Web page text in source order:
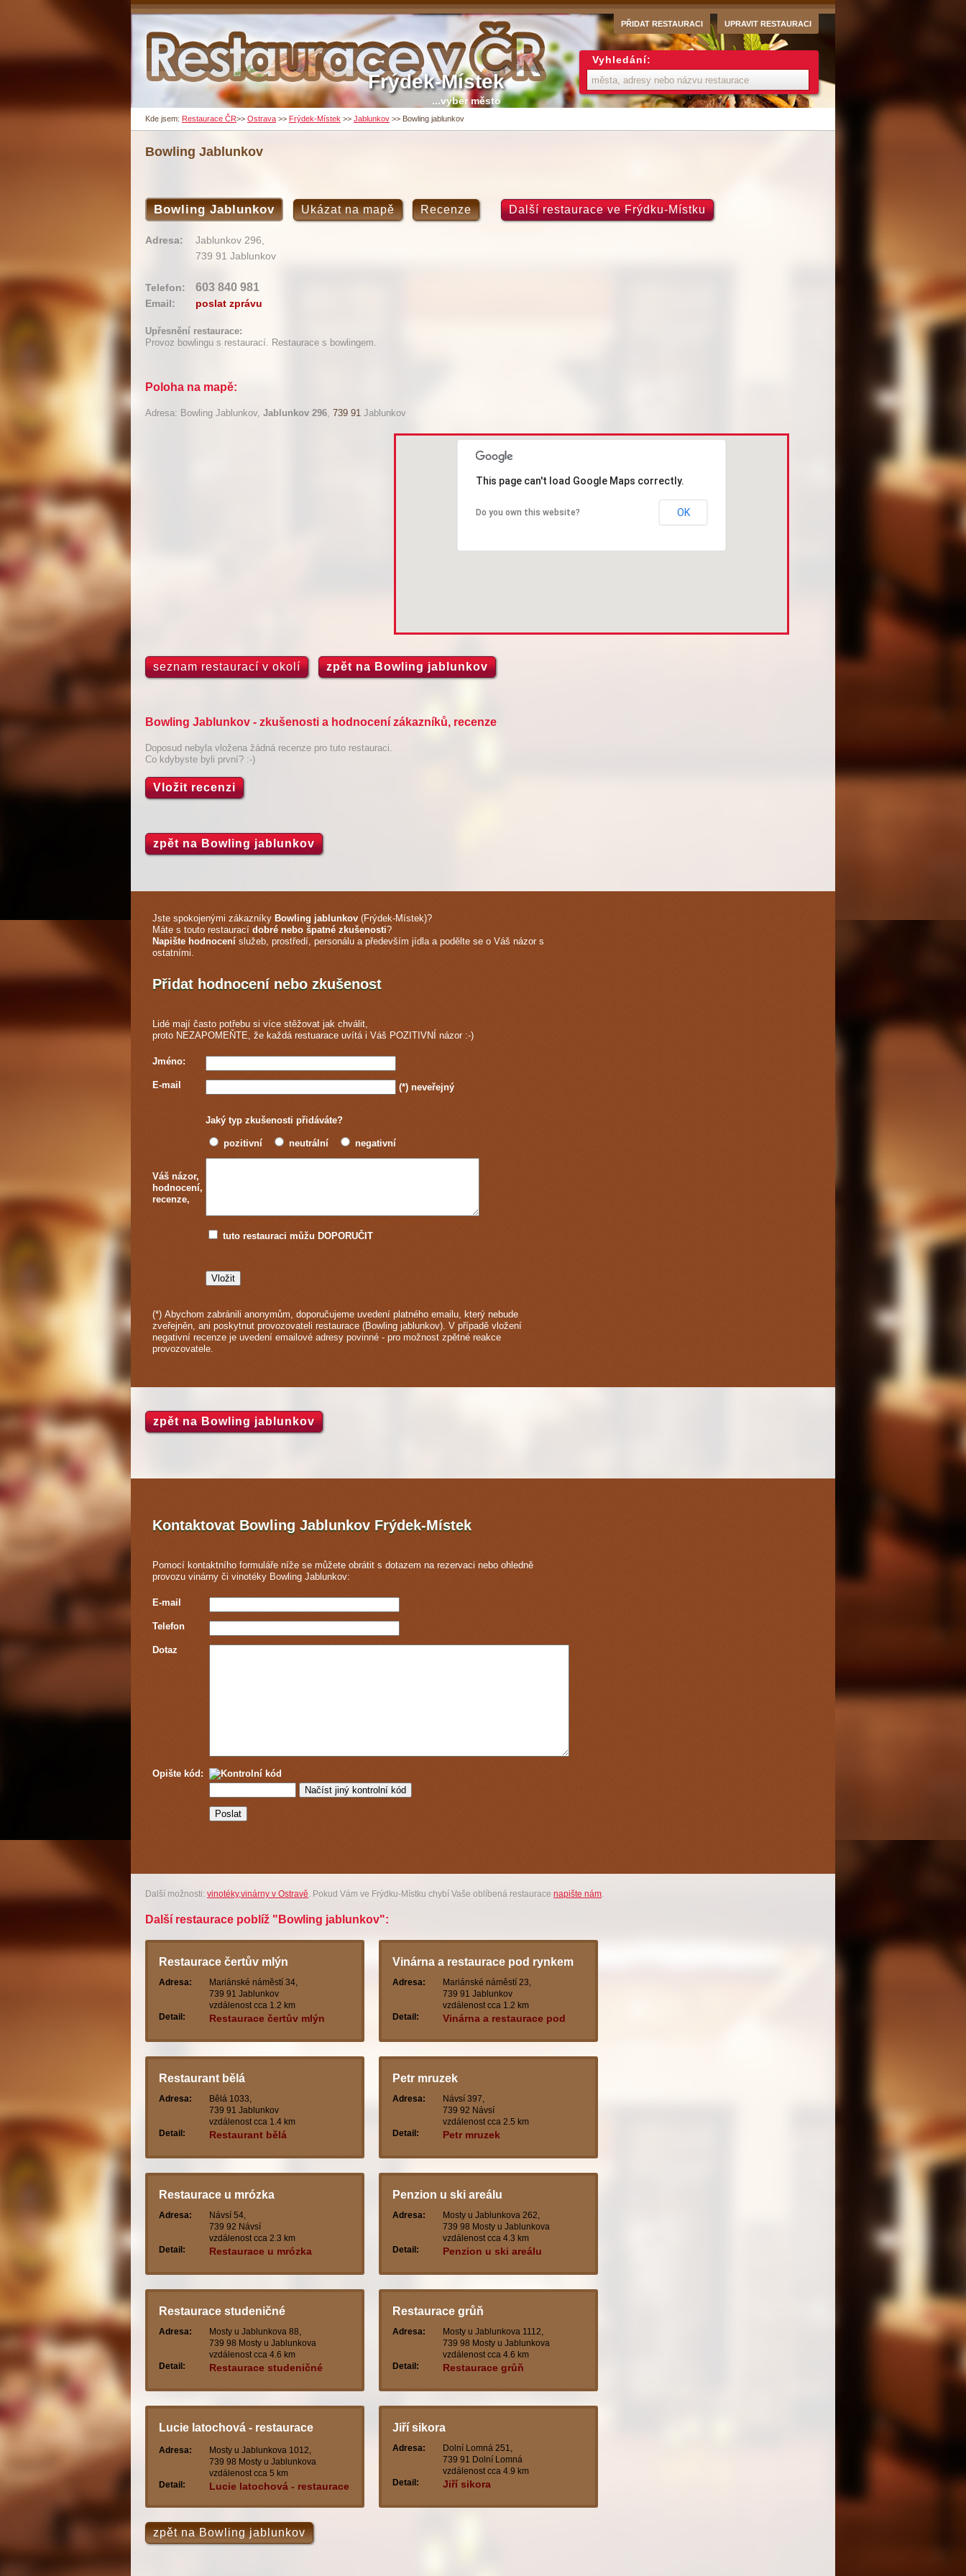
PŘIDAT RESTAURACI UPRAVIT RESTAURACI
Frýdek-Místek
...vyber město
Kde jsem: Restaurace ČR>> Ostrava >> Frýdek-Místek >> Jablunkov >> Bowling jablunkov
Bowling Jablunkov
Bowling Jablunkov Ukázat na mapě Recenze Další restaurace ve Frýdku-Místku
Adresa:
Jablunkov 296,
739 91 Jablunkov
Telefon: 603 840 981
Email: poslat zprávu
Upřesnění restaurace:
Provoz bowlingu s restaurací. Restaurace s bowlingem.
Poloha na mapě:
Adresa: Bowling Jablunkov, Jablunkov 296, 739 91 Jablunkov
This page can't load Google Maps correctly.
Do you own this website? OK
seznam restaurací v okolí zpět na Bowling jablunkov
Bowling Jablunkov - zkušenosti a hodnocení zákazníků, recenze
Doposud nebyla vložena žádná recenze pro tuto restauraci.
Co kdybyste byli první? :-)
Vložit recenzi
zpět na Bowling jablunkov
Jste spokojenými zákazníky Bowling jablunkov (Frýdek-Místek)?
Máte s touto restaurací dobré nebo špatné zkušenosti?
Napište hodnocení služeb, prostředí, personálu a především jídla a podělte se o Váš názor s
ostatními.
Přidat hodnocení nebo zkušenost
Lidé mají často potřebu si více stěžovat jak chválit,
proto NEZAPOMEŇTE, že každá restuarace uvítá i Váš POZITIVNÍ názor :-)
Jméno:
E-mail (*) neveřejný
Jaký typ zkušenosti přidáváte?
pozitivní neutrální negativní
Váš názor,
hodnocení,
recenze,
tuto restauraci můžu DOPORUČIT
(*) Abychom zabránili anonymům, doporučujeme uvedení platného emailu, který nebude
zveřejněn, ani poskytnut provozovateli restaurace (Bowling jablunkov). V případě vložení
negativní recenze je uvedení emailové adresy povinné - pro možnost zpětné reakce
provozovatele.
zpět na Bowling jablunkov
Kontaktovat Bowling Jablunkov Frýdek-Místek
Pomocí kontaktního formuláře níže se můžete obrátit s dotazem na rezervaci nebo ohledně
provozu vinárny či vinotéky Bowling Jablunkov:
E-mail
Telefon
Dotaz
Opište kód:
Další možnosti: vinotéky,vinárny v Ostravě. Pokud Vám ve Frýdku-Místku chybí Vaše oblíbená restaurace napište nám.
Další restaurace poblíž "Bowling jablunkov":
Restaurace čertův mlýn
Adresa:
Mariánské náměstí 34,
739 91 Jablunkov
vzdálenost cca 1.2 km
Detail:
Restaurace čertův mlýn
Vinárna a restaurace pod rynkem
Adresa:
Mariánské náměstí 23,
739 91 Jablunkov
vzdálenost cca 1.2 km
Detail:
Vinárna a restaurace pod
Restaurant bělá
Adresa:
Bělá 1033,
739 91 Jablunkov
vzdálenost cca 1.4 km
Detail:
Restaurant bělá
Petr mruzek
Adresa:
Návsí 397,
739 92 Návsí
vzdálenost cca 2.5 km
Detail:
Petr mruzek
Restaurace u mrózka
Adresa:
Návsí 54,
739 92 Návsí
vzdálenost cca 2.3 km
Detail:
Restaurace u mrózka
Penzion u ski areálu
Adresa:
Mosty u Jablunkova 262,
739 98 Mosty u Jablunkova
vzdálenost cca 4.3 km
Detail:
Penzion u ski areálu
Restaurace studeničné
Adresa:
Mosty u Jablunkova 88,
739 98 Mosty u Jablunkova
vzdálenost cca 4.6 km
Detail:
Restaurace studeničné
Restaurace grůň
Adresa:
Mosty u Jablunkova 1112,
739 98 Mosty u Jablunkova
vzdálenost cca 4.6 km
Detail:
Restaurace grůň
Lucie latochová - restaurace
Adresa:
Mosty u Jablunkova 1012,
739 98 Mosty u Jablunkova
vzdálenost cca 5 km
Detail:
Lucie latochová - restaurace
Jiří sikora
Adresa:
Dolní Lomná 251,
739 91 Dolní Lomná
vzdálenost cca 4.9 km
Detail:
Jiří sikora
zpět na Bowling jablunkov
Vyhledání: